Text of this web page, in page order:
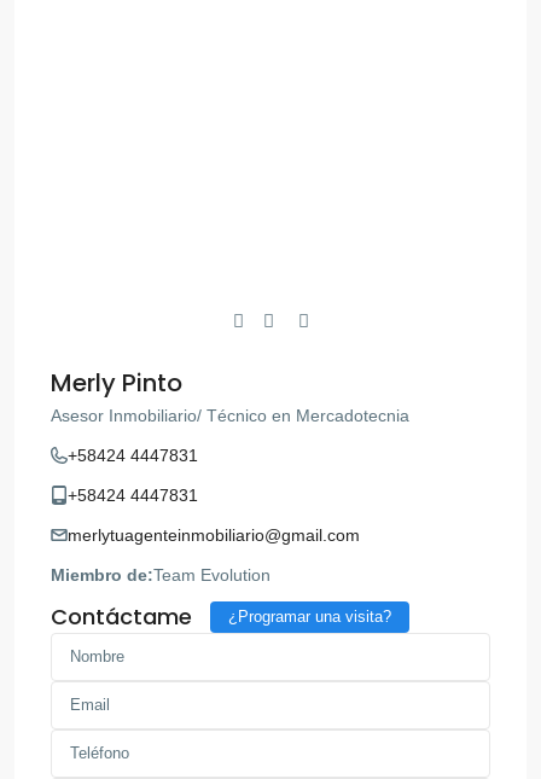
Merly Pinto
Asesor Inmobiliario/ Técnico en Mercadotecnia
+58424 4447831
+58424 4447831
merlytuagenteinmobiliario@gmail.com
Miembro de:Team Evolution
Contáctame ¿Programar una visita?